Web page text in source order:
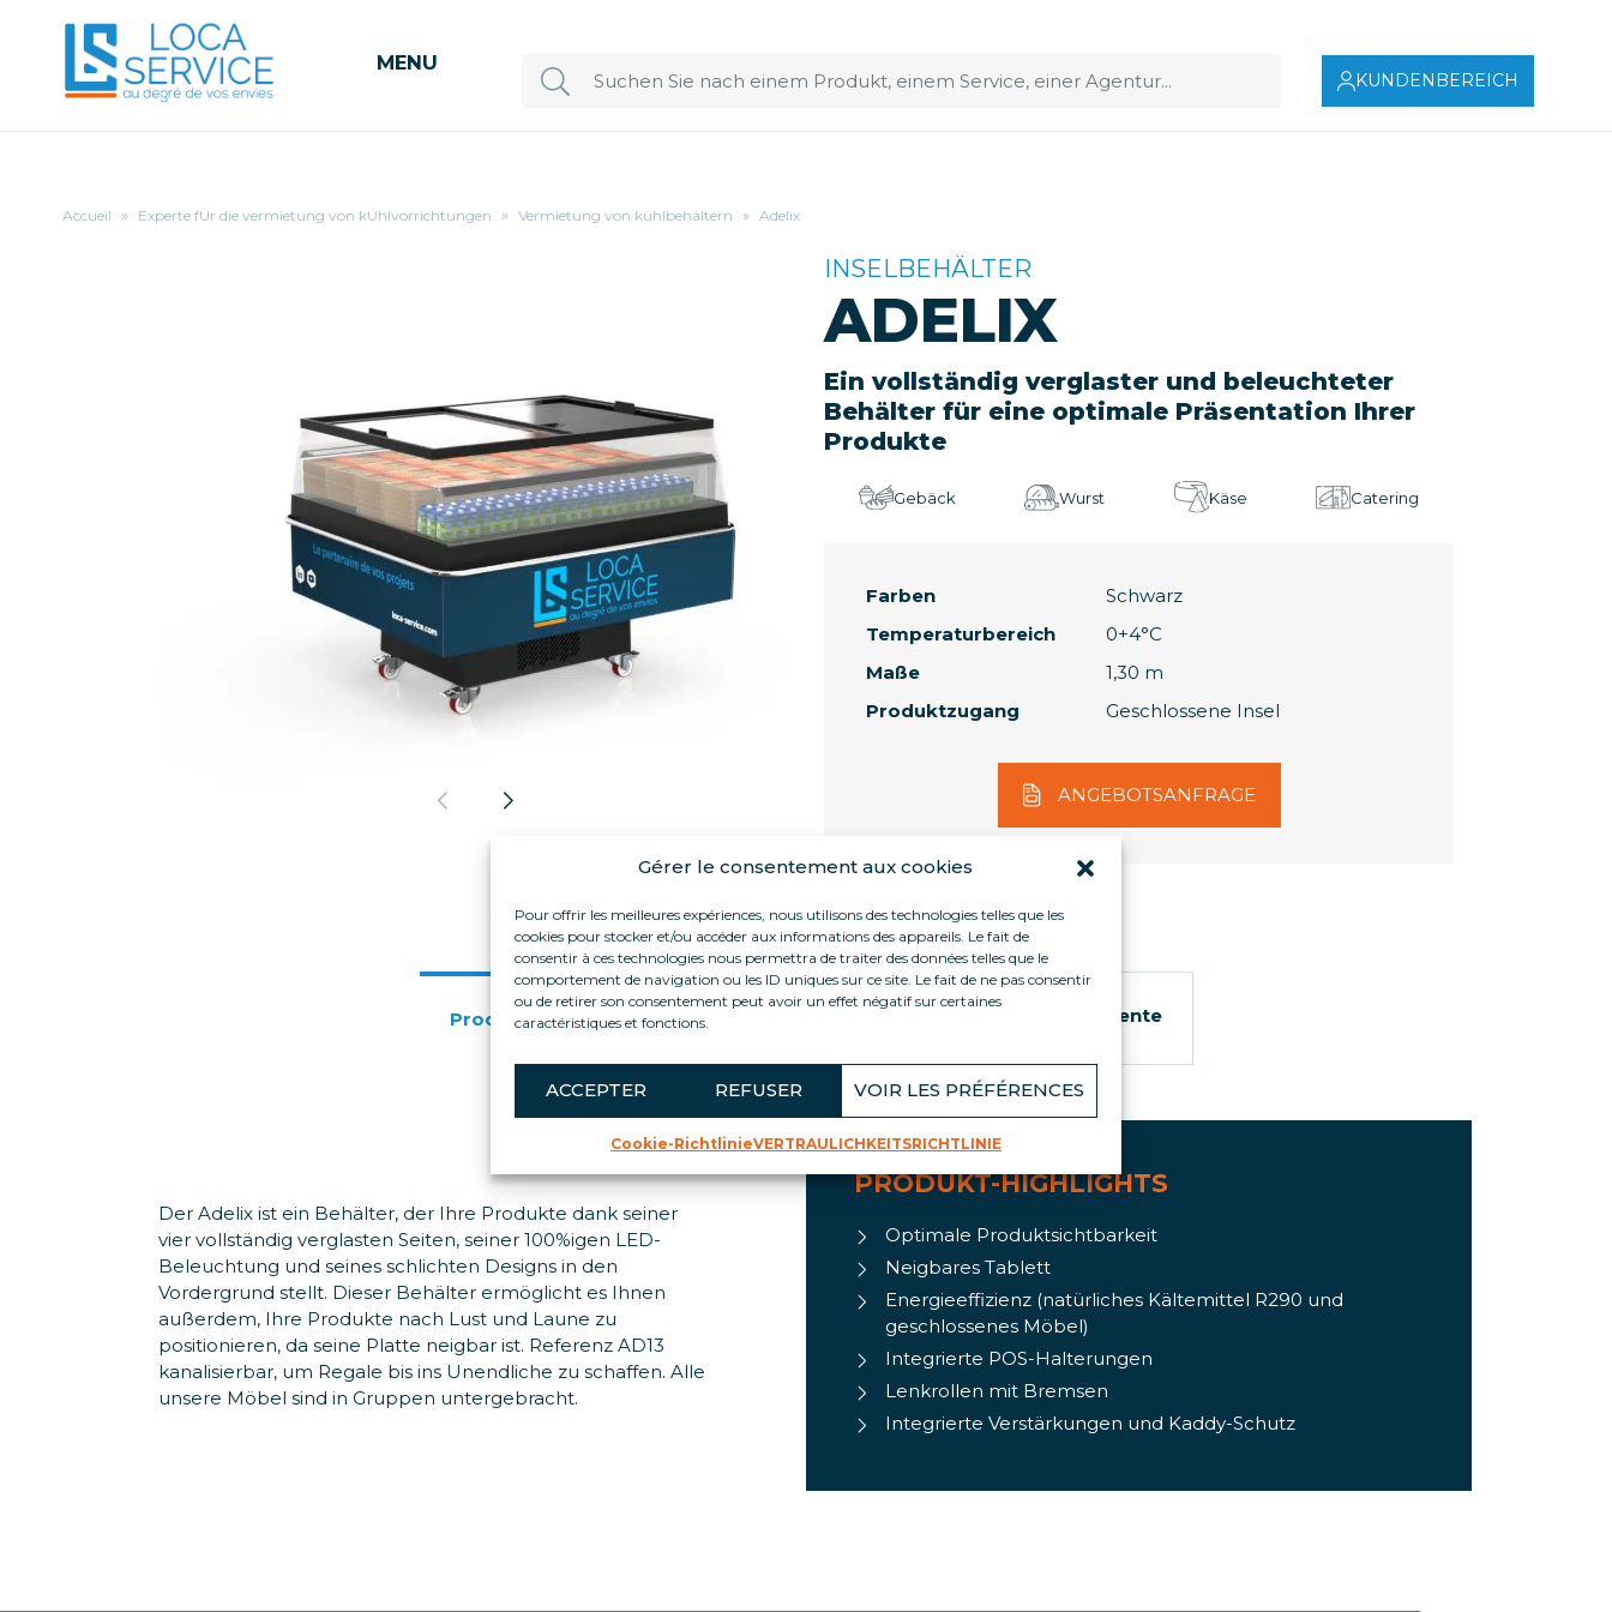
Gérer le consentement aux cookies
Pour offrir les meilleures expériences, nous utilisons des technologies telles que les
cookies pour stocker et/ou accéder aux informations des appareils. Le fait de
consentir à ces technologies nous permettra de traiter des données telles que le
comportement de navigation ou les ID uniques sur ce site. Le fait de ne pas consentir
ou de retirer son consentement peut avoir un effet négatif sur certaines
caractéristiques et fonctions.
ACCEPTER REFUSER VOIR LES PRÉFÉRENCES
Cookie-RichtlinieVERTRAULICHKEITSRICHTLINIE
MENU
KUNDENBEREICH
Accueil » Experte fÜr die vermietung von kÜhlvorrichtungen » Vermietung von kühlbehältern » Adelix
INSELBEHÄLTER
ADELIX
Ein vollständig verglaster und beleuchteter
Behälter für eine optimale Präsentation Ihrer
Produkte
Gebäck Wurst Käse Catering
Farben
Schwarz
Temperaturbereich
0+4°C
Maße
1,30 m
Produktzugang
Geschlossene Insel
ANGEBOTSANFRAGE
Produktvorteile Zubehör Technische Daten Dokumente
Der Adelix ist ein Behälter, der Ihre Produkte dank seiner
vier vollständig verglasten Seiten, seiner 100%igen LED-
Beleuchtung und seines schlichten Designs in den
Vordergrund stellt. Dieser Behälter ermöglicht es Ihnen
außerdem, Ihre Produkte nach Lust und Laune zu
positionieren, da seine Platte neigbar ist. Referenz AD13
kanalisierbar, um Regale bis ins Unendliche zu schaffen. Alle
unsere Möbel sind in Gruppen untergebracht.
PRODUKT-HIGHLIGHTS
Optimale Produktsichtbarkeit
Neigbares Tablett
Energieeffizienz (natürliches Kältemittel R290 und
geschlossenes Möbel)
Integrierte POS-Halterungen
Lenkrollen mit Bremsen
Integrierte Verstärkungen und Kaddy-Schutz